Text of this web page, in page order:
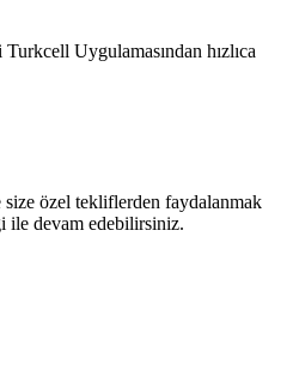
Uygulamasından hızlıca
size özel tekliflerden faydalanmak
ile devam edebilirsiniz.